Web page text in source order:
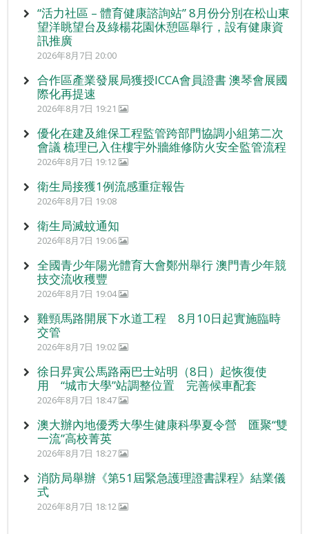
“活力社區 – 體育健康諮詢站” 8月份分別在松山東
望洋眺望台及綠楊花園休憩區舉行，設有健康資
訊推廣
2026年8月7日 20:00
合作區產業發展局獲授ICCA會員證書 澳琴會展國
際化再提速
2026年8月7日 19:21
優化在建及維保工程監管跨部門協調小組第二次
會議 梳理已入住樓宇外牆維修防火安全監管流程
2026年8月7日 19:12
衛生局接獲1例流感重症報告
2026年8月7日 19:08
衛生局滅蚊通知
2026年8月7日 19:06
全國青少年陽光體育大會鄭州舉行 澳門青少年競
技交流收穫豐
2026年8月7日 19:04
雞頸馬路開展下水道工程 8月10日起實施臨時
交管
2026年8月7日 19:02
徐日昇寅公馬路兩巴士站明（8日）起恢復使
用 “城市大學”站調整位置 完善候車配套
2026年8月7日 18:47
澳大辦內地優秀大學生健康科學夏令營 匯聚“雙
一流”高校菁英
2026年8月7日 18:27
消防局舉辦《第51屆緊急護理證書課程》結業儀
式
2026年8月7日 18:12